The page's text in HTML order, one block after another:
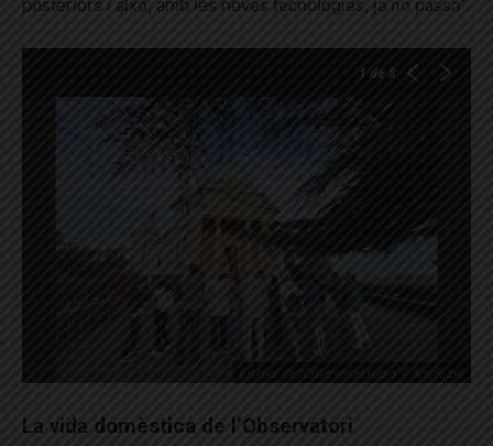
posteriors i això, amb les noves tecnologies, ja no passa”.
1 de 8
Exterior de l'Observatori Fabra © Ana Rubió
La vida domèstica de l’Observatori